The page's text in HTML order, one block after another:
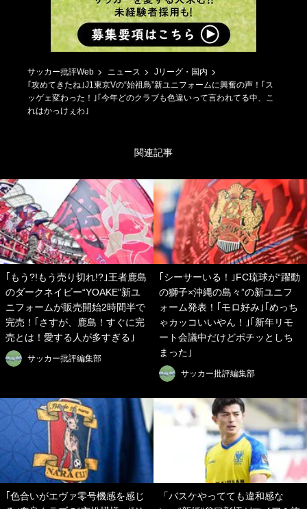
サッカー批評Web ニュース
Jリーグ・国内
｢攻めてきたね｣J1東京Vの“始祖鳥”新ユニフォームに興奮の声！｢ス
ッゲェ変わった！｣｢今年どのクラブも色違いって言われてる中、こ
れはかっけぇわ｣
関連記事
｢もう?!もう売り切れ!?｣王者鹿島
のダークネイビー“YOAKE”新ユ
ニフォームが販売開始2時間半で
完売！｢さすが、鹿島！すぐに完
売とは！愛する人が多すぎる｣
サッカー批評編集部
｢シーサーいる！｣FC琉球が“躍動
の獅子×沖縄の島々”の新ユニフ
ォーム発表！｢モロ好み｣｢めっち
ゃカッコいいやん！｣｢新年リモ
ート会議中だけどポチッとしち
まった｣
サッカー批評編集部
｢色合いがエヴァ零号機感を感じ
「バスケやってても違和感な